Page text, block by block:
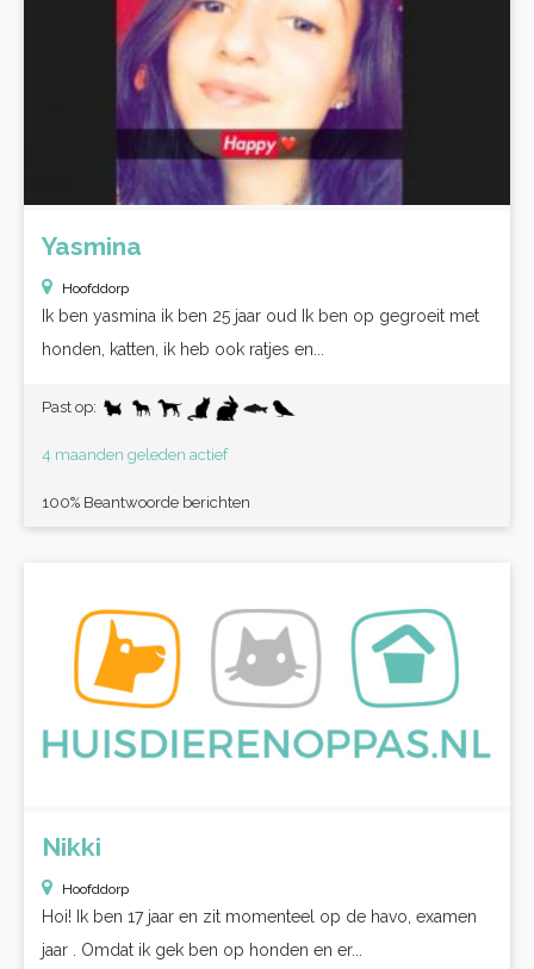
Yasmina
Hoofddorp
Ik ben yasmina ik ben 25 jaar oud Ik ben op gegroeit met
honden, katten, ik heb ook ratjes en...
Past op:
4 maanden geleden actief
100% Beantwoorde berichten
Nikki
Hoofddorp
Hoi! Ik ben 17 jaar en zit momenteel op de havo, examen
jaar . Omdat ik gek ben op honden en er...